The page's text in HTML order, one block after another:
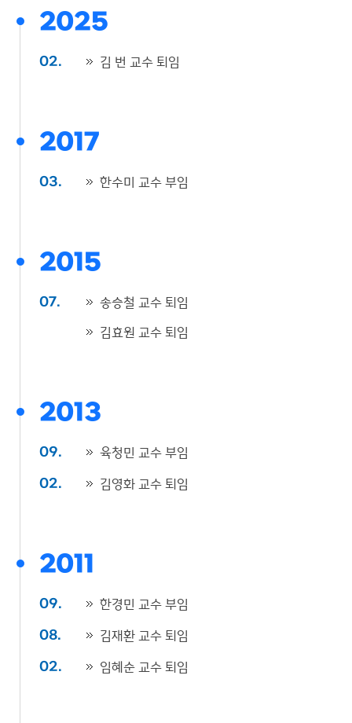
2025
02. 김 번 교수 퇴임
2017
03. 한수미 교수 부임
2015
07.
송승철 교수 퇴임
김효원 교수 퇴임
2013
09. 육청민 교수 부임
02. 김영화 교수 퇴임
2011
09. 한경민 교수 부임
08. 김재환 교수 퇴임
02. 임혜순 교수 퇴임